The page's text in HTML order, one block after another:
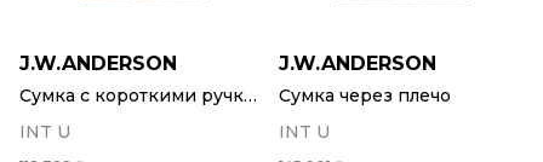
J.W.ANDERSON
Сумка с короткими ручками
INT U
J.W.ANDERSON
Сумка через плечо
INT U